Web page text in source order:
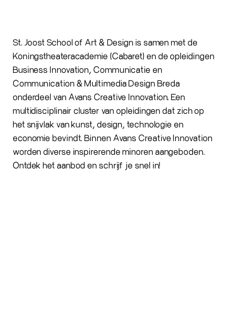
St. Joost School of Art & Design is samen met de
Koningstheateracademie (Cabaret) en de opleidingen
Business Innovation, Communicatie en
Communication & Multimedia Design Breda
onderdeel van Avans Creative Innovation. Een
multidisciplinair cluster van opleidingen dat zich op
het snijvlak van kunst, design, technologie en
economie bevindt. Binnen Avans Creative Innovation
worden diverse inspirerende minoren aangeboden.
Ontdek het aanbod en schrijf je snel in!